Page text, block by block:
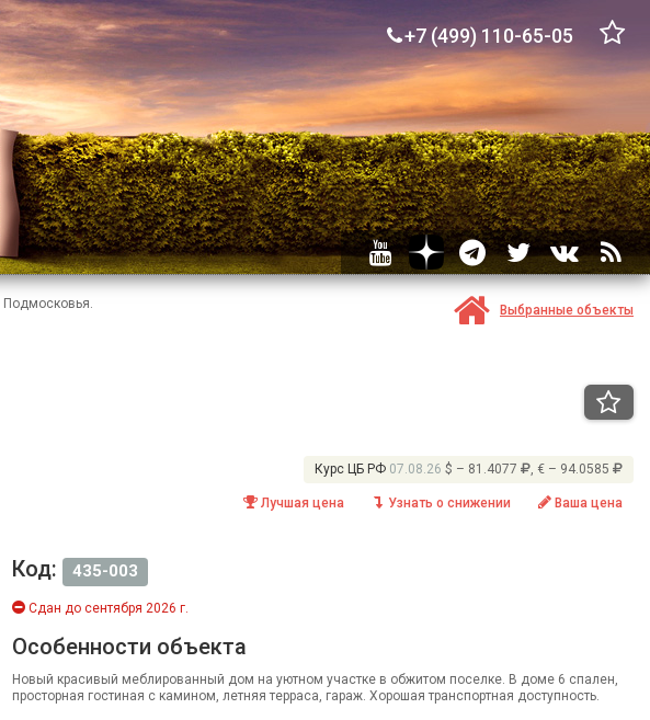
+7 (499) 110-65-05
Подмосковья. Выбранные объекты
Курс ЦБ РФ 07.08.26 $ – 81.4077 , € – 94.0585
Лучшая цена Узнать о снижении Ваша цена
Код: 435-003
Сдан до сентября 2026 г.
Особенности объекта
Новый красивый меблированный дом на уютном участке в обжитом поселке. В доме 6 спален,
просторная гостиная с камином, летняя терраса, гараж. Хорошая транспортная доступность.